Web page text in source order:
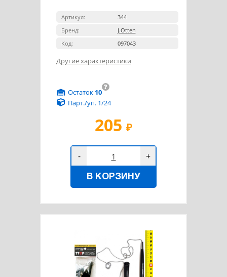
Артикул:
344
Бренд:
J.Otten
Код:
097043
Другие характеристики
205 ₽
?
Остаток 10
Парт./уп. 1/24
- +
В КОРЗИНУ